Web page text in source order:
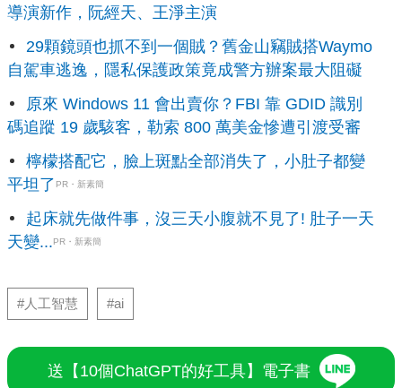
導演新作，阮經天、王淨主演
29顆鏡頭也抓不到一個賊？舊金山竊賊搭Waymo
自駕車逃逸，隱私保護政策竟成警方辦案最大阻礙
原來 Windows 11 會出賣你？FBI 靠 GDID 識別
碼追蹤 19 歲駭客，勒索 800 萬美金慘遭引渡受審
檸檬搭配它，臉上斑點全部消失了，小肚子都變
平坦了 PR・新素簡
起床就先做件事，沒三天小腹就不見了! 肚子一天
天變...PR・新素簡
#人工智慧 #ai
送【10個ChatGPT的好工具】電子書